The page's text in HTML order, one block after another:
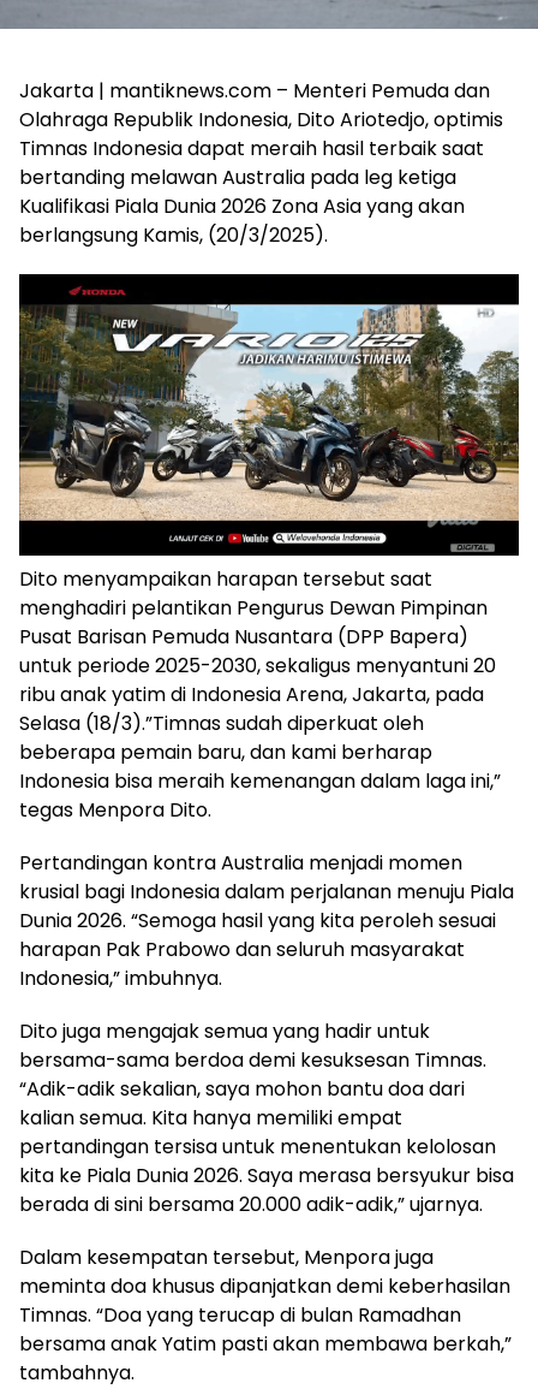
Jakarta | mantiknews.com – Menteri Pemuda dan
Olahraga Republik Indonesia, Dito Ariotedjo, optimis
Timnas Indonesia dapat meraih hasil terbaik saat
bertanding melawan Australia pada leg ketiga
Kualifikasi Piala Dunia 2026 Zona Asia yang akan
berlangsung Kamis, (20/3/2025).
Dito menyampaikan harapan tersebut saat
menghadiri pelantikan Pengurus Dewan Pimpinan
Pusat Barisan Pemuda Nusantara (DPP Bapera)
untuk periode 2025-2030, sekaligus menyantuni 20
ribu anak yatim di Indonesia Arena, Jakarta, pada
Selasa (18/3).”Timnas sudah diperkuat oleh
beberapa pemain baru, dan kami berharap
Indonesia bisa meraih kemenangan dalam laga ini,”
tegas Menpora Dito.
Pertandingan kontra Australia menjadi momen
krusial bagi Indonesia dalam perjalanan menuju Piala
Dunia 2026. “Semoga hasil yang kita peroleh sesuai
harapan Pak Prabowo dan seluruh masyarakat
Indonesia,” imbuhnya.
Dito juga mengajak semua yang hadir untuk
bersama-sama berdoa demi kesuksesan Timnas.
“Adik-adik sekalian, saya mohon bantu doa dari
kalian semua. Kita hanya memiliki empat
pertandingan tersisa untuk menentukan kelolosan
kita ke Piala Dunia 2026. Saya merasa bersyukur bisa
berada di sini bersama 20.000 adik-adik,” ujarnya.
Dalam kesempatan tersebut, Menpora juga
meminta doa khusus dipanjatkan demi keberhasilan
Timnas. “Doa yang terucap di bulan Ramadhan
bersama anak Yatim pasti akan membawa berkah,”
tambahnya.